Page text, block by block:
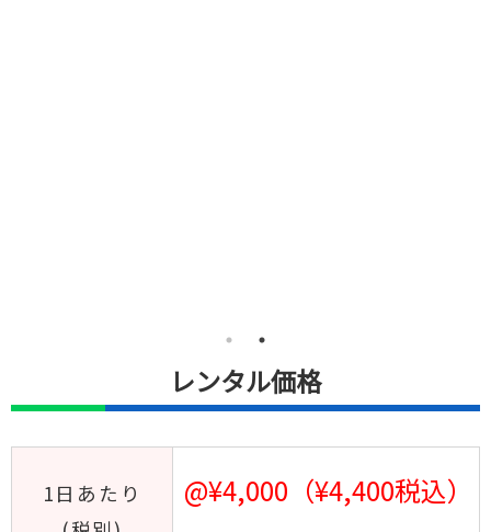
レンタル価格
1日あたり
@¥4,000（¥4,400税込）